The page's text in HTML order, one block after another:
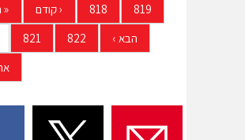
« ‹קודם 818
819
821 822 הבא ›